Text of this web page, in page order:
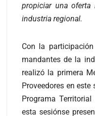
propiciar una oferta
industria regional.
Con la
mandantes de la
realizó la primera
Proveedores en
Programa
esta sesiónse